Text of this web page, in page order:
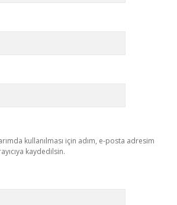
kullanılması için adım, e-posta adresim
kaydedilsin.